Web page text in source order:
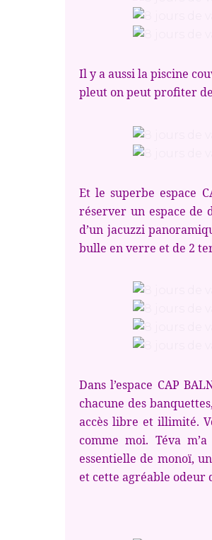
Il y a aussi la piscine
pleut on peut profiter
Et le superbe espace
réserver un espace de
d’un jacuzzi
bulle en verre et de 2
Dans l’espace CAP
chacune des
accès libre et illimité.
comme moi. Téva
essentielle de monoï,
et cette agréable odeur